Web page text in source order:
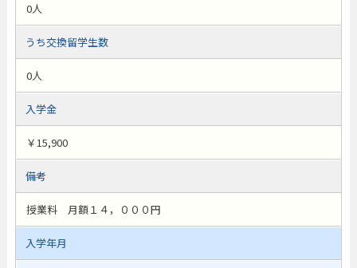
0人
うち交換留学生数
0人
入学金
￥15,900
備考
授業料 月額１４，０００円
入学年月